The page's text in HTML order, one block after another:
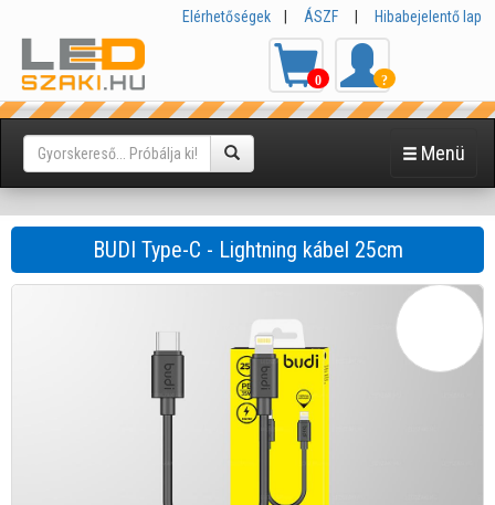
Elérhetőségek ÁSZF Hibabejelentő lap
0 ?
Menü
BUDI Type-C - Lightning kábel 25cm